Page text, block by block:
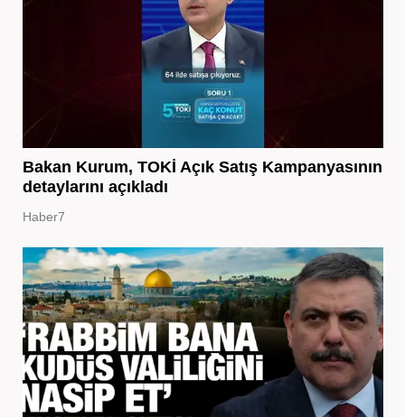
Bakan Kurum, TOKİ Açık Satış Kampanyasının
detaylarını açıkladı
Haber7